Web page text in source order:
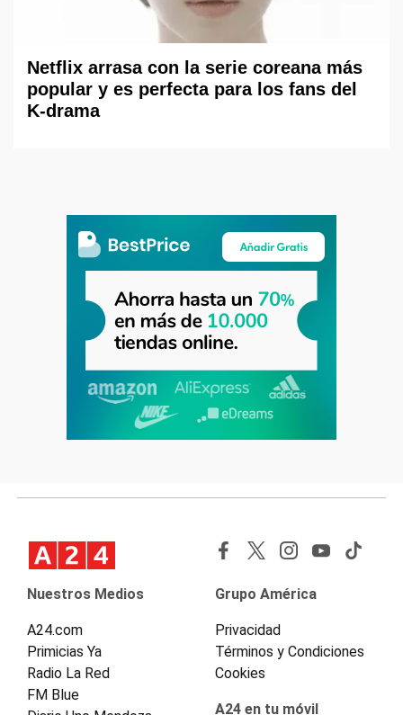
Netflix arrasa con la serie coreana más
popular y es perfecta para los fans del
K-drama
Nuestros Medios
A24.com
Primicias Ya
Radio La Red
FM Blue
Grupo América
Privacidad
Términos y Condiciones
Cookies
A24 en tu móvil